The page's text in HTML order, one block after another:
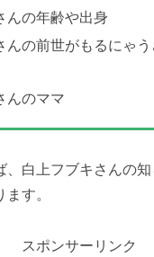
んの年齢や出身
んの前世がもるにゃ
んのママ
、白上フブキさんの
す。
スポンサーリンク